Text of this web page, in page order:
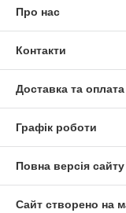
Про нас
Контакти
Доставка та оплата
Графік роботи
Повна версія сайту
Сайт створено на